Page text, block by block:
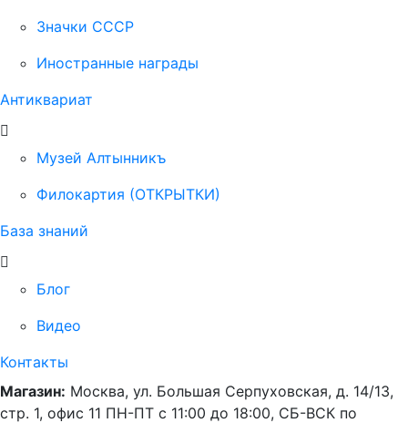
Значки СССР
Иностранные награды
Антиквариат
Музей Алтынникъ
Филокартия (ОТКРЫТКИ)
База знаний
Блог
Видео
Контакты
Магазин: Москва, ул. Большая Серпуховская, д. 14/13,
стр. 1, офис 11 ПН-ПТ с 11:00 до 18:00, СБ-ВСК по